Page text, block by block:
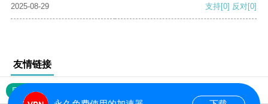
2025-08-29 支持[0] 反对[0]
友情链接
网站地图